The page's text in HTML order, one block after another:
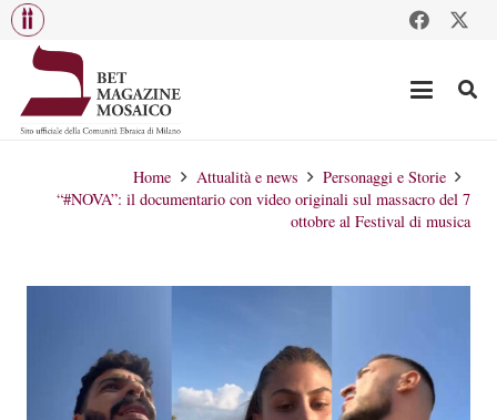
Home Attualità e news
Personaggi e Storie
“#NOVA”: il documentario con video originali sul massacro del 7
ottobre al Festival di musica